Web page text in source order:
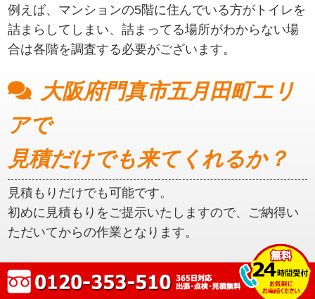
例えば、マンションの5階に住んでいる方がトイレを
詰まらしてしまい、詰まってる場所がわからない場
合は各階を調査する必要がございます。
大阪府門真市五月田町エリ
アで
見積だけでも来てくれるか？
見積もりだけでも可能です。
初めに見積もりをご提示いたしますので、ご納得い
ただいてからの作業となります。
大阪府門真市五月田町エリ